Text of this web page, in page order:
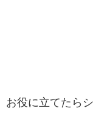
お役に立てたら